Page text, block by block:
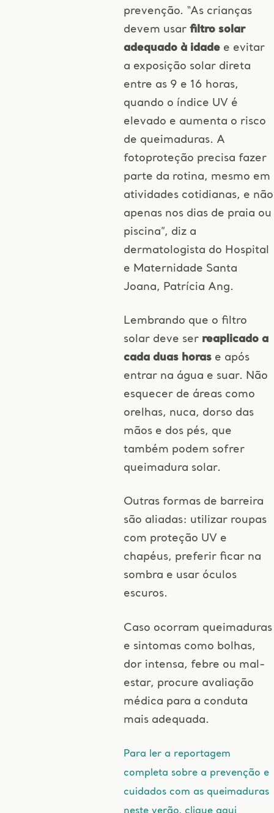
prevenção. “As crianças
devem usarfiltro solar
adequado à idade e evitar
a exposição solar direta
entre as 9 e 16 horas,
quando o índice UV é
elevado e aumenta o risco
de queimaduras. A
fotoproteção precisa fazer
parte da rotina, mesmo em
atividades cotidianas, e não
apenas nos dias de praia ou
piscina”, diz a
dermatologista do Hospital
e Maternidade Santa
Joana, Patrícia Ang.
Lembrando que o filtro
solar deve ser reaplicado a
cada duas horas e após
entrar na água e suar. Não
esquecer de áreas como
orelhas, nuca, dorso das
mãos e dos pés, que
também podem sofrer
queimadura solar.
Outras formas de barreira
são aliadas: utilizar roupas
com proteção UV e
chapéus, preferir ficar na
sombra e usar óculos
escuros.
Caso ocorram queimaduras
e sintomas como bolhas,
dor intensa, febre ou mal-
estar, procure avaliação
médica para a conduta
mais adequada.
Para ler a reportagem
completa sobre a prevenção e
cuidados com as queimaduras
neste verão, clique aqui